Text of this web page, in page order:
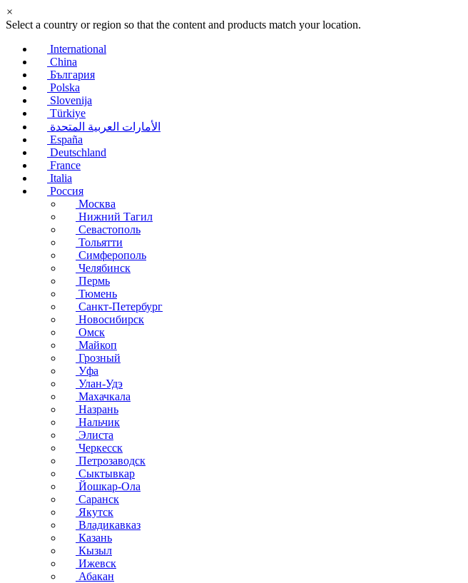
×
Select a country or region so that the content and products match your location.
International
China
България
Polska
Slovenija
Türkiye
الأمارات العربية المتحدة
España
Deutschland
France
Italia
Россия
Москва
Нижний Тагил
Севастополь
Тольятти
Симферополь
Челябинск
Пермь
Тюмень
Санкт-Петербург
Новосибирск
Омск
Майкоп
Грозный
Уфа
Улан-Удэ
Махачкала
Назрань
Нальчик
Элиста
Черкесск
Петрозаводск
Сыктывкар
Йошкар-Ола
Саранск
Якутск
Владикавказ
Казань
Кызыл
Ижевск
Абакан